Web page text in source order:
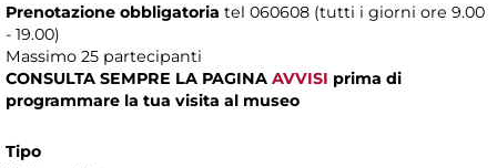
Prenotazione obbligatoria tel 060608 (tutti i giorni ore 9.00
- 19.00)
Massimo 25 partecipanti
CONSULTA SEMPRE LA PAGINA AVVISI prima di
programmare la tua visita al museo
Tipo